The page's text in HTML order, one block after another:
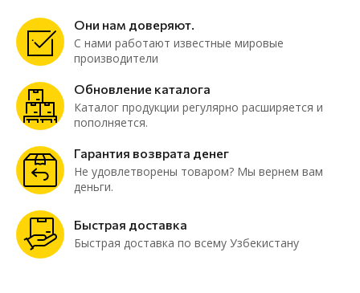
Они нам доверяют.
С нами работают известные мировые
производители
Обновление каталога
Каталог продукции регулярно расширяется и
пополняется.
Гарантия возврата денег
Не удовлетворены товаром? Мы вернем вам
деньги.
Быстрая доставка
Быстрая доставка по всему Узбекистану